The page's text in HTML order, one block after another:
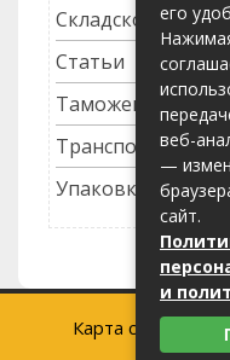
Складское
Статьи
Таможенное
Транспортные
Упаковка грузов
Карта сайта
его
веб-
—
сайт.
и